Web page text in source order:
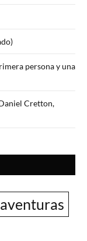
persona y una
Cretton,